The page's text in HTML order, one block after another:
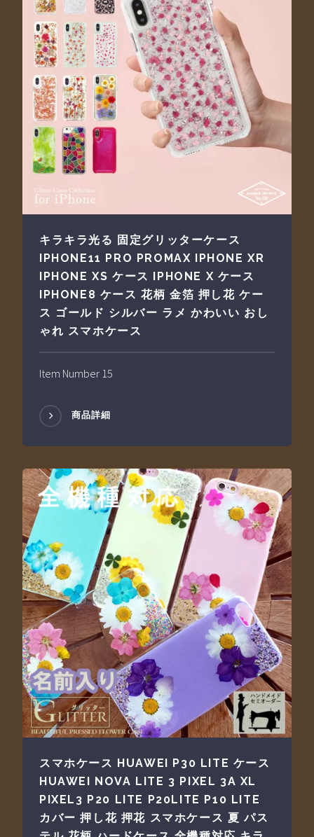
キラキラ光る 固定グリッターケース
IPHONE11 PRO PROMAX IPHONE XR
IPHONE XS ケース IPHONE X ケース
IPHONE8 ケース 花柄 金箔 押し花 ケー
ス ゴールド シルバー ラメ かわいい おし
ゃれ スマホケース
Item Number 15
商品詳細
スマホケース HUAWEI P30 LITE ケース
HUAWEI NOVA LITE 3 PIXEL 3A XL
PIXEL3 P20 LITE P20LITE P10 LITE
カバー 押し花 押花 スマホケース 夏 パス